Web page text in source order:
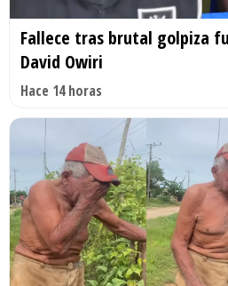
Fallece tras brutal golpiza
David Owiri
Hace 14 horas